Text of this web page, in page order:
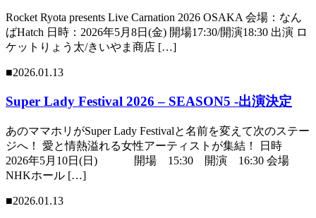
Rocket Ryota presents Live Carnation 2026 OSAKA 会場：なん
ばHatch 日時：2026年5月8日(金) 開場17:30/開演18:30 出演 ロ
ケットりょう太/きいやま商店 […]
■2026.01.13
Super Lady Festival 2026 – SEASON5 -出演決定
あのママホリがSuper Lady Festivalと名前を変えて次のステー
ジへ！ 愛と情熱溢れる女性アーティストが集結！ 日時
2026年5月10日(日) 開場 15:30 開演 16:30 会場
NHKホール […]
■2026.01.13